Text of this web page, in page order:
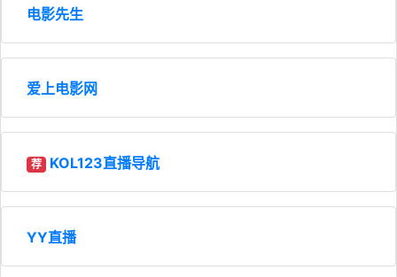
电影先生
爱上电影网
荐 KOL123直播导航
YY直播